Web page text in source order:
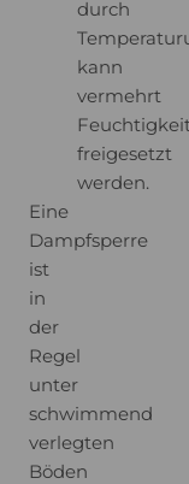
durch
kann
vermehrt
freigesetzt
werden.
Eine
Dampfsperre
ist
in
der
Regel
unter
schwimmend
verlegten
Böden